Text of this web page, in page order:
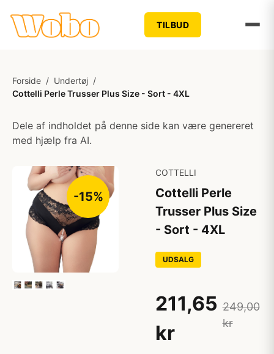
TILBUD
Forside / Undertøj /
Cottelli Perle Trusser Plus Size - Sort - 4XL
Dele af indholdet på denne side kan være genereret
med hjælp fra AI.
-15%
COTTELLI
Cottelli Perle
Trusser Plus Size
- Sort - 4XL
UDSALG
211,65
kr
249,00
kr